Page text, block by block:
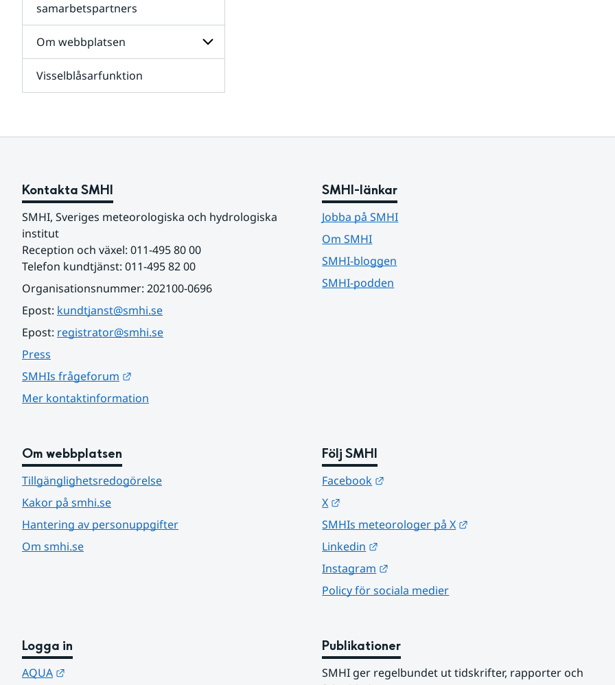
samarbetspartners
Undersidor
för
och
Om webbplatsen
för
Visselblåsarfunktion
Kontakta SMHI
SMHI, Sveriges meteorologiska och hydrologiska
institut
Reception och växel: 011-495 80 00
Telefon kundtjänst: 011-495 82 00
Organisationsnummer: 202100-0696
Epost: kundtjanst@smhi.se
Epost: registrator@smhi.se
Press
SMHIs frågeforum
Mer kontaktinformation
SMHI-länkar
Jobba på SMHI
Om SMHI
SMHI-bloggen
SMHI-podden
Om webbplatsen
Tillgänglighetsredogörelse
Kakor på smhi.se
Hantering av personuppgifter
Om smhi.se
Följ SMHI
Facebook
X
SMHIs meteorologer på X
Linkedin
Instagram
Policy för sociala medier
Logga in
AQUA
Publikationer
SMHI ger regelbundet ut tidskrifter, rapporter och